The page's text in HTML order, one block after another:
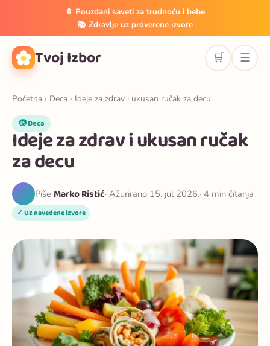
🍼 Pouzdani saveti za trudnoću i bebe
📚 Zdravlje uz proverene izvore
Tvoj Izbor 🛒 ☰
Početna › Deca › Ideje za zdrav i ukusan ručak za decu
🧒 Deca
Ideje za zdrav i ukusan ručak
za decu
Piše Marko Ristić· Ažurirano 15. jul 2026.· 4 min čitanja
✓ Uz navedene izvore